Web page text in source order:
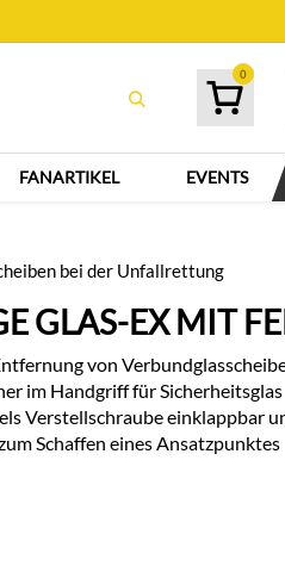
0
FANARTIKEL EVENTS
bei der Unfallrettung
GLAS-EX MIT
von
im Handgriff für Sicherheitsglas
Verstellschraube einklappbar
Schaffen eines Ansatzpunktes